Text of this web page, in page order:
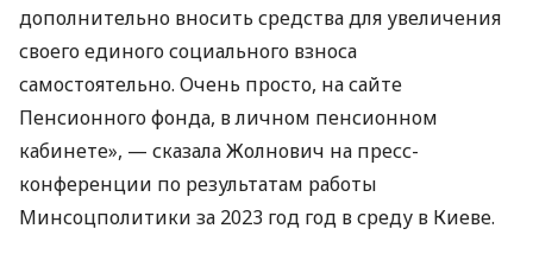
дополнительно вносить средства для увеличения
своего единого социального взноса
самостоятельно. Очень просто, на сайте
Пенсионного фонда, в личном пенсионном
кабинете», — сказала Жолнович на пресс-
конференции по результатам работы
Минсоцполитики за 2023 год год в среду в Киеве.